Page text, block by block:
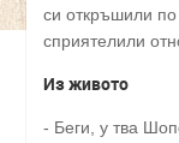
си откръшили
сприятелили
Из живото
- Беги, у тва